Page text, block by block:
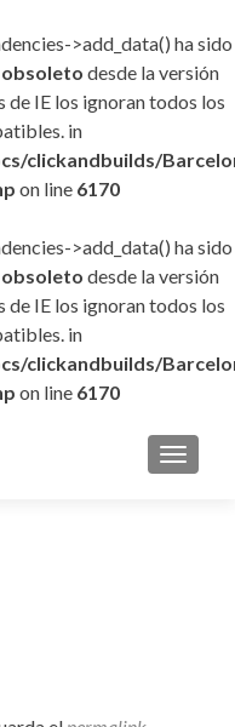
>add_data() ha sido
obsoleto desde la versión
IE los ignoran todos los
in
clickandbuilds/
on line 6170
>add_data() ha sido
obsoleto desde la versión
IE los ignoran todos los
in
clickandbuilds/
on line 6170